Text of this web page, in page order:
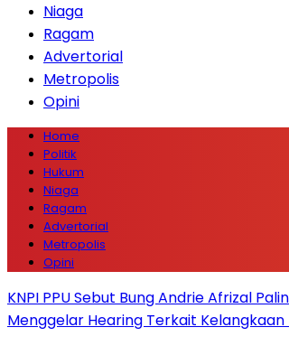
Niaga
Ragam
Advertorial
Metropolis
Opini
Home
Politik
Hukum
Niaga
Ragam
Advertorial
Metropolis
Opini
KNPI PPU Sebut Bung Andrie Afrizal
Menggelar Hearing Terkait